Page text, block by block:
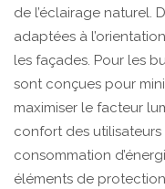
de l’éclairage naturel.
adaptées à
les façades. Pour les
sont conçues pour
maximiser le facteur
confort des
consommation
éléments de